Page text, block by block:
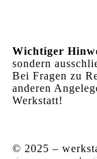
Wichtiger
sondern
Bei Fragen zu
anderen
Werkstatt!
© 2025 –